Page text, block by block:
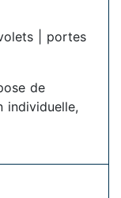
| portes
de
individuelle,